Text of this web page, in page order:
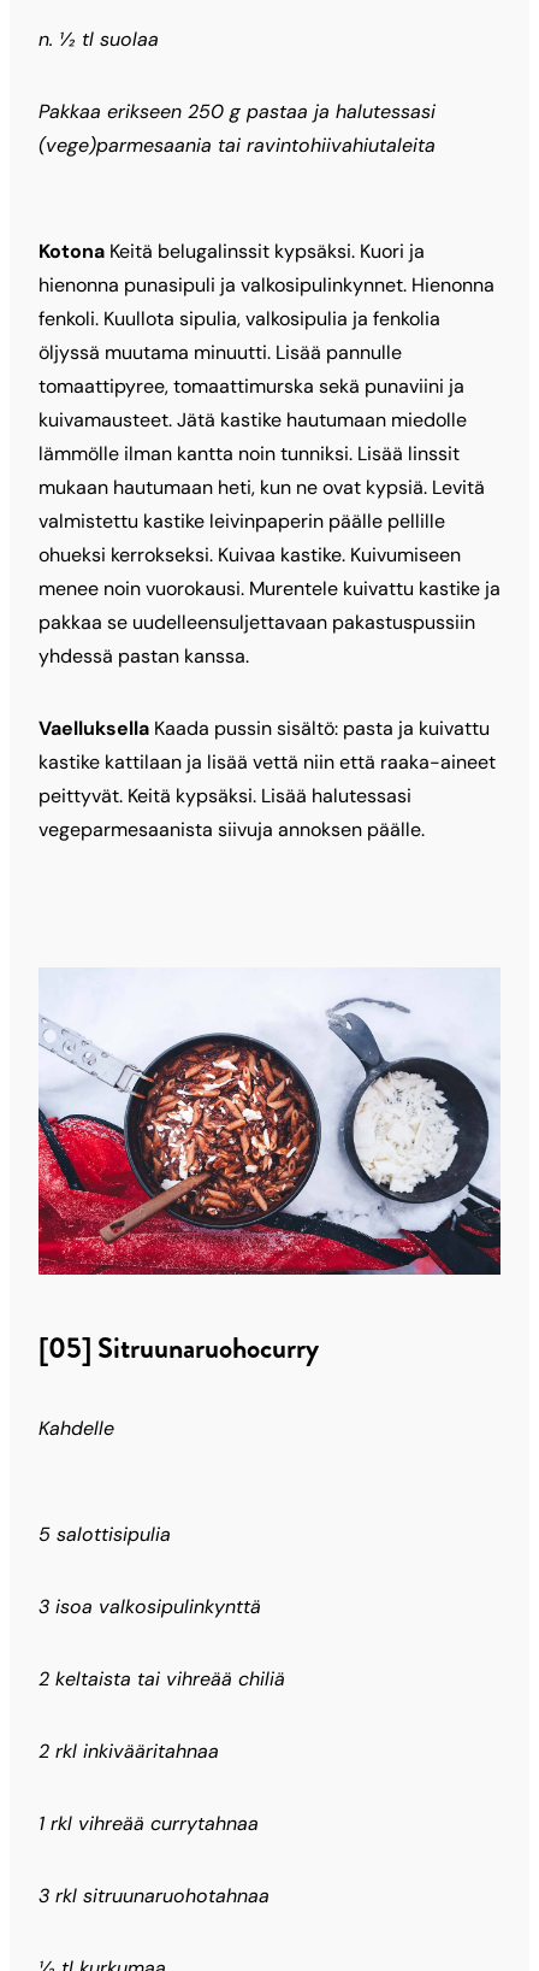
n. ½ tl suolaa
Pakkaa erikseen 250 g pastaa ja halutessasi
(vege)parmesaania tai ravintohiivahiutaleita
Kotona Keitä belugalinssit kypsäksi. Kuori ja
hienonna punasipuli ja valkosipulinkynnet. Hienonna
fenkoli. Kuullota sipulia, valkosipulia ja fenkolia
öljyssä muutama minuutti. Lisää pannulle
tomaattipyree, tomaattimurska sekä punaviini ja
kuivamausteet. Jätä kastike hautumaan miedolle
lämmölle ilman kantta noin tunniksi. Lisää linssit
mukaan hautumaan heti, kun ne ovat kypsiä. Levitä
valmistettu kastike leivinpaperin päälle pellille
ohueksi kerrokseksi. Kuivaa kastike. Kuivumiseen
menee noin vuorokausi. Murentele kuivattu kastike ja
pakkaa se uudelleensuljettavaan pakastuspussiin
yhdessä pastan kanssa.
Vaelluksella Kaada pussin sisältö: pasta ja kuivattu
kastike kattilaan ja lisää vettä niin että raaka-aineet
peittyvät. Keitä kypsäksi. Lisää halutessasi
vegeparmesaanista siivuja annoksen päälle.
[05] Sitruunaruohocurry
Kahdelle
5 salottisipulia
3 isoa valkosipulinkynttä
2 keltaista tai vihreää chiliä
2 rkl inkivääritahnaa
1 rkl vihreää currytahnaa
3 rkl sitruunaruohotahnaa